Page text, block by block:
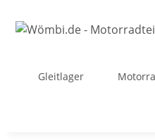
Gleitlager